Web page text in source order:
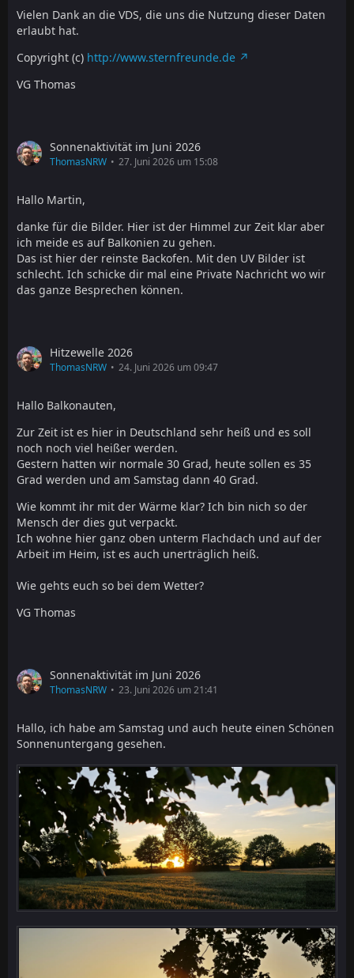
Vielen Dank an die VDS, die uns die Nutzung dieser Daten
erlaubt hat.
Copyright (c) http://www.sternfreunde.de
VG Thomas
Sonnenaktivität im Juni 2026
ThomasNRW 27. Juni 2026 um 15:08
Hallo Martin,
danke für die Bilder. Hier ist der Himmel zur Zeit klar aber
ich meide es auf Balkonien zu gehen.
Das ist hier der reinste Backofen. Mit den UV Bilder ist
schlecht. Ich schicke dir mal eine Private Nachricht wo wir
das ganze Besprechen können.
Hitzewelle 2026
ThomasNRW 24. Juni 2026 um 09:47
Hallo Balkonauten,
Zur Zeit ist es hier in Deutschland sehr heiß und es soll
noch noch viel heißer werden.
Gestern hatten wir normale 30 Grad, heute sollen es 35
Grad werden und am Samstag dann 40 Grad.
Wie kommt ihr mit der Wärme klar? Ich bin nich so der
Mensch der dies gut verpackt.
Ich wohne hier ganz oben unterm Flachdach und auf der
Arbeit im Heim, ist es auch unerträglich heiß.
Wie gehts euch so bei dem Wetter?
VG Thomas
Sonnenaktivität im Juni 2026
ThomasNRW 23. Juni 2026 um 21:41
Hallo, ich habe am Samstag und auch heute einen Schönen
Sonnenuntergang gesehen.